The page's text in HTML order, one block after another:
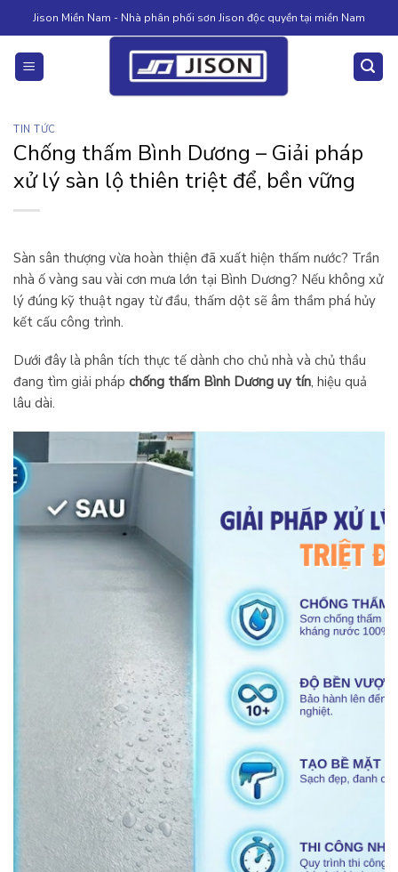
to
content
Jison Miền Nam - Nhà phân phối sơn Jison độc quyền tại miền Nam
TIN TỨC
Chống thấm Bình Dương – Giải pháp
xử lý sàn lộ thiên triệt để, bền vững
Sàn sân thượng vừa hoàn thiện đã xuất hiện thấm nước? Trần
nhà ố vàng sau vài cơn mưa lớn tại Bình Dương? Nếu không xử
lý đúng kỹ thuật ngay từ đầu, thấm dột sẽ âm thầm phá hủy
kết cấu công trình.
Dưới đây là phân tích thực tế dành cho chủ nhà và chủ thầu
đang tìm giải pháp chống thấm Bình Dương uy tín, hiệu quả
lâu dài.